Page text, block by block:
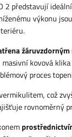
2 představují
výkonu
žáruvzdorným
masivní kovová
proces
což
rovnoměrný